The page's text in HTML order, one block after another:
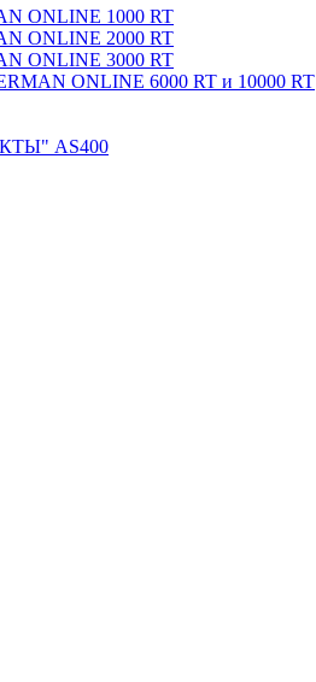
ONLINE 1000 RT
ONLINE 2000 RT
ONLINE 3000 RT
ONLINE 6000 RT и 10000 RT
AS400